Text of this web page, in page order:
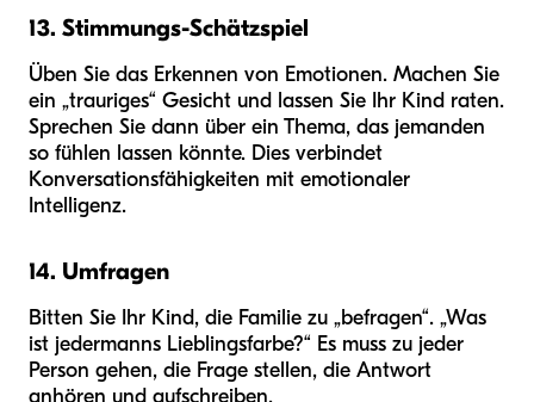
13. Stimmungs-Schätzspiel
Üben Sie das Erkennen von Emotionen. Machen Sie
ein „trauriges“ Gesicht und lassen Sie Ihr Kind raten.
Sprechen Sie dann über ein Thema, das jemanden
so fühlen lassen könnte. Dies verbindet
Konversationsfähigkeiten mit emotionaler
Intelligenz.
14. Umfragen
Bitten Sie Ihr Kind, die Familie zu „befragen“. „Was
ist jedermanns Lieblingsfarbe?“ Es muss zu jeder
Person gehen, die Frage stellen, die Antwort
anhören und aufschreiben.